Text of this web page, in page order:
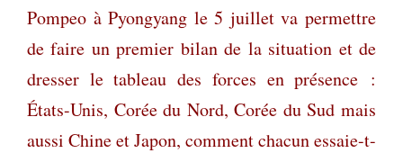
Pompeo à Pyongyang le 5 juillet va permettre
de faire un premier bilan de la situation et de
dresser le tableau des forces en présence :
États-Unis, Corée du Nord, Corée du Sud mais
aussi Chine et Japon, comment chacun essaie-t-